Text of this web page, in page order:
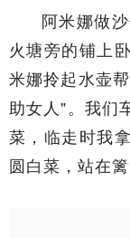
阿米娜做
火塘旁的铺上
米娜拎起水壶
助女人”。我们
菜，临走时我
圆白菜，站在